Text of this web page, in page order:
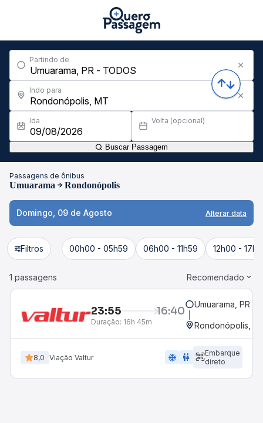
Partindo de
Indo para
Ida Volta (opcional)
Buscar Passagem
Passagens de ônibus
Umuarama Rondonópolis
Domingo, 09 de Agosto Alterar data
Filtros 00h00 - 05h59 06h00 - 11h59 12h00 -
1 passagens Recomendado
23:55 16:40
Duração: 16h 45m
Umuarama, PR
Rondonópolis,
8,0 Viação Valtur ac_unit wc
Embarque
direto